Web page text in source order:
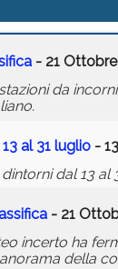
- 21
da
al 31 luglio -
dal 13 al
- 21
incerto ha
della